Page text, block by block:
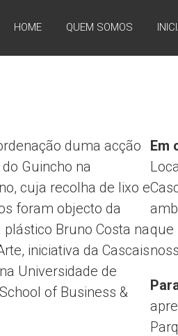
HOME QUEM SOMOS
duma acção
Guincho na
cuja recolha de lixo e
foram objecto da
Bruno Costa na
iniciativa da Cascais
Universidade de
of Business &
Em
que